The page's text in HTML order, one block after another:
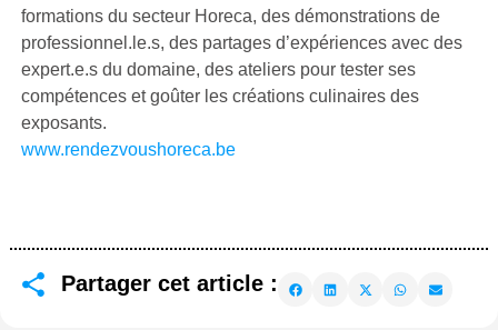
formations du secteur Horeca, des démonstrations de
professionnel.le.s, des partages d’expériences avec des
expert.e.s du domaine, des ateliers pour tester ses
compétences et goûter les créations culinaires des
exposants.
www.rendezvoushoreca.be
Partager cet article :